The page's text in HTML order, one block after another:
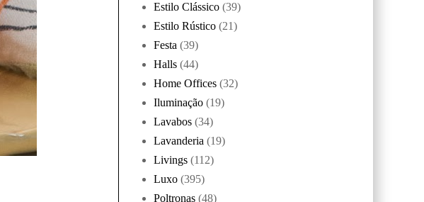
Estilo Clássico (39)
Estilo Rústico (21)
Festa (39)
Halls (44)
Home Offices (32)
Iluminação (19)
Lavabos (34)
Lavanderia (19)
Livings (112)
Luxo (395)
Poltronas (48)